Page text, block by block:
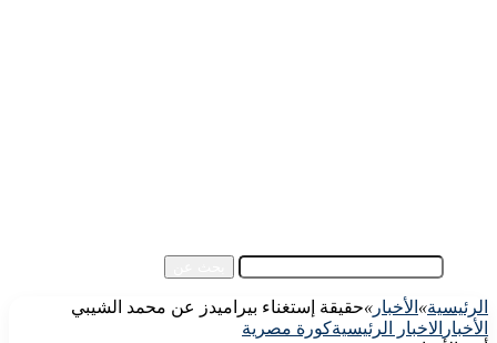
الرئيسية» الأخبار »حقيقة إستغناء بيراميدز عن محمد الشيبي
الأخبار الاخبار الرئيسيةكورة مصرية